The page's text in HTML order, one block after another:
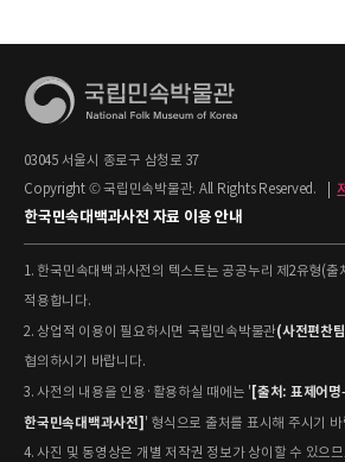
03045 서울시 종로구 삼청로 37
Copyright © 국립민속박물관. All Rights Reserved.
한국민속대백과사전 자료 이용 안내
1. 한국민속대백과사전의 텍스트는 공공누리 제2유형(출
적용합니다.
2. 상업적 이용이 필요하시면 국립민속박물관(사전편찬
협의하시기 바랍니다.
3. 사전의 내용을 인용·활용하실 때에는 ' [출처: 표제어
한국민속대백과사전] ' 형식으로 출처를 표시해 주시기 바
4. 사진 및 동영상은 개별 저작권 정보가 상이할 수 있으